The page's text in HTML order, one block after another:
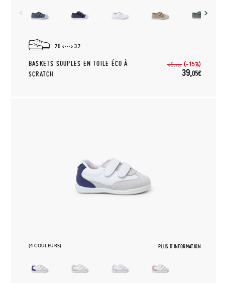
20 32
BASKETS SOUPLES EN TOILE ÉCO À
SCRATCH
45,95€ (-15%)
39,05€
(4 COULEURS) PLUS D'INFORMATION